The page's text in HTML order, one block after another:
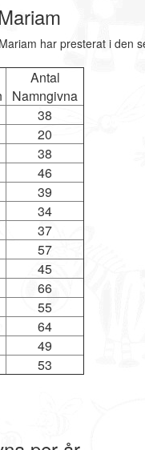
har presterat i den
Antal
Namngivna
38
20
38
46
39
34
37
57
45
66
55
64
49
53